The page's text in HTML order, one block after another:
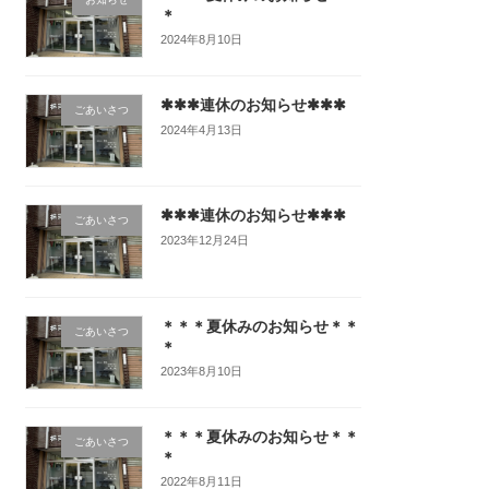
＊
2024年8月10日
ごあいさつ ✱✱✱連休のお知らせ✱✱✱
2024年4月13日
ごあいさつ ✱✱✱連休のお知らせ✱✱✱
2023年12月24日
ごあいさつ
＊＊＊夏休みのお知らせ＊＊
＊
2023年8月10日
ごあいさつ
＊＊＊夏休みのお知らせ＊＊
＊
2022年8月11日